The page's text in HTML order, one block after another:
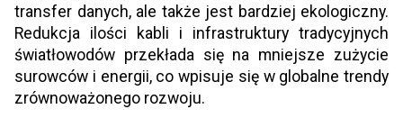
transfer danych, ale także jest bardziej ekologiczny.
Redukcja ilości kabli i infrastruktury tradycyjnych
światłowodów przekłada się na mniejsze zużycie
surowców i energii, co wpisuje się w globalne trendy
zrównoważonego rozwoju.